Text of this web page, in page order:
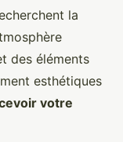
la
des éléments
esthétiques
votre